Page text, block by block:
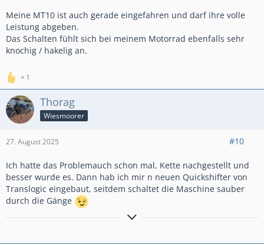
Meine MT10 ist auch gerade eingefahren und darf ihre volle
Leistung abgeben.
Das Schalten fühlt sich bei meinem Motorrad ebenfalls sehr
knochig / hakelig an.
1
Thorag
Wiesmoorer
27. August 2025 #10
Ich hatte das Problemauch schon mal, Kette nachgestellt und
besser wurde es. Dann hab ich mir n neuen Quickshifter von
Translogic eingebaut, seitdem schaltet die Maschine sauber
durch die Gänge
Sometimes I look back on my life......and I am seriously